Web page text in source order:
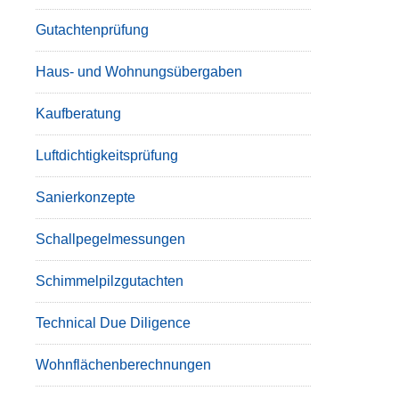
Gutachtenprüfung
Haus- und Wohnungsübergaben
Kaufberatung
Luftdichtigkeitsprüfung
Sanierkonzepte
Schallpegelmessungen
Schimmelpilzgutachten
Technical Due Diligence
Wohnflächenberechnungen